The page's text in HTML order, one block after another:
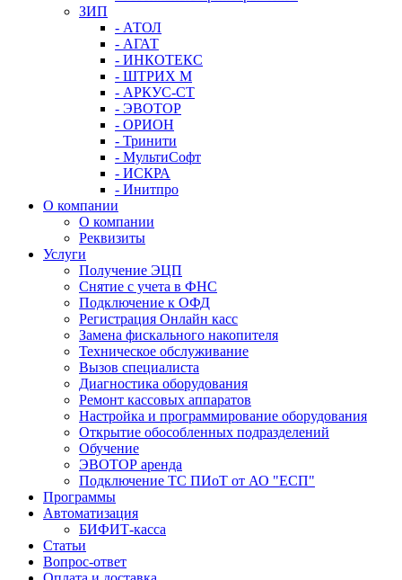
ЗИП
- АТОЛ
- АГАТ
- ИНКОТЕКС
- ШТРИХ М
- АРКУС-СТ
- ЭВОТОР
- ОРИОН
- Тринити
- МультиСофт
- ИСКРА
- Инитпро
О компании
О компании
Реквизиты
Услуги
Получение ЭЦП
Снятие с учета в ФНС
Подключение к ОФД
Регистрация Онлайн касс
Замена фискального накопителя
Техническое обслуживание
Вызов специалиста
Диагностика оборудования
Ремонт кассовых аппаратов
Настройка и программирование оборудования
Открытие обособленных подразделений
Обучение
ЭВОТОР аренда
Подключение ТС ПИоТ от АО "ЕСП"
Программы
Автоматизация
БИФИТ-касса
Статьи
Вопрос-ответ